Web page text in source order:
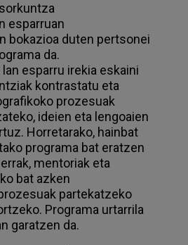
sorkuntza
esparruan
bokazioa duten pertsonei
da.
esparru irekia eskaini
kontrastatu eta
prozesuak
ideien eta lengoaien
Horretarako, hainbat
programa bat eratzen
mentoriak eta
bat azken
partekatzeko
Programa urtarrila
garatzen da.